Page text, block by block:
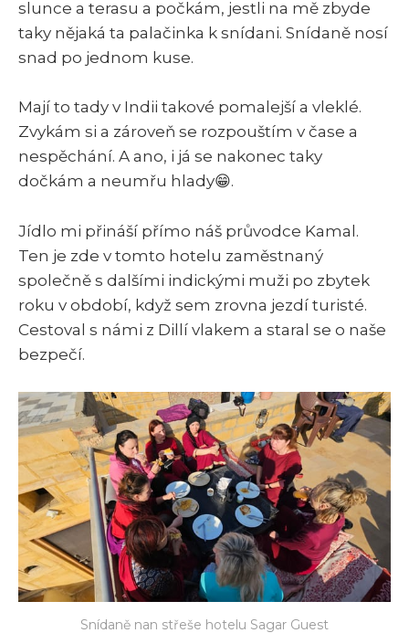
slunce a terasu a počkám, jestli na mě zbyde
taky nějaká ta palačinka k snídani. Snídaně nosí
snad po jednom kuse.
Mají to tady v Indii takové pomalejší a vleklé.
Zvykám si a zároveň se rozpouštím v čase a
nespěchání. A ano, i já se nakonec taky
dočkám a neumřu hlady😁.
Jídlo mi přináší přímo náš průvodce Kamal.
Ten je zde v tomto hotelu zaměstnaný
společně s dalšími indickými muži po zbytek
roku v období, když sem zrovna jezdí turisté.
Cestoval s námi z Dillí vlakem a staral se o naše
bezpečí.
Snídaně nan střeše hotelu Sagar Guest